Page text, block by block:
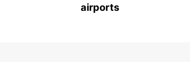
airports